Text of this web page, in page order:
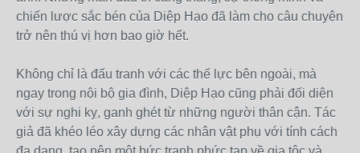
chiến lược sắc bén của Diệp Hạo đã làm cho câu chuyện
trở nên thú vị hơn bao giờ hết.
Không chỉ là đấu tranh với các thế lực bên ngoài, mà
ngay trong nội bộ gia đình, Diệp Hạo cũng phải đối diện
với sự nghi kỵ, ganh ghét từ những người thân cận. Tác
giả đã khéo léo xây dựng các nhân vật phụ với tính cách